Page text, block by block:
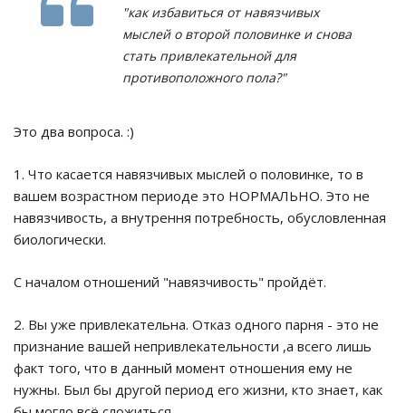
"как избавиться от навязчивых
мыслей о второй половинке и снова
стать привлекательной для
противоположного пола?"
Это два вопроса. :)
1. Что касается навязчивых мыслей о половинке, то в
вашем возрастном периоде это НОРМАЛЬНО. Это не
навязчивость, а внутрення потребность, обусловленная
биологически.
С началом отношений "навязчивость" пройдёт.
2. Вы уже привлекательна. Отказ одного парня - это не
признание вашей непривлекательности ,а всего лишь
факт того, что в данный момент отношения ему не
нужны. Был бы другой период его жизни, кто знает, как